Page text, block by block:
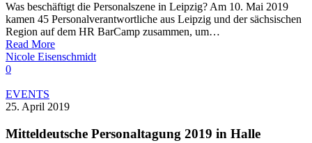
Was beschäftigt die Personalszene in Leipzig? Am 10. Mai 2019
kamen 45 Personalverantwortliche aus Leipzig und der sächsischen
Region auf dem HR BarCamp zusammen, um…
Read More
Nicole Eisenschmidt
0
EVENTS
25. April 2019
Mitteldeutsche Personaltagung 2019 in Halle